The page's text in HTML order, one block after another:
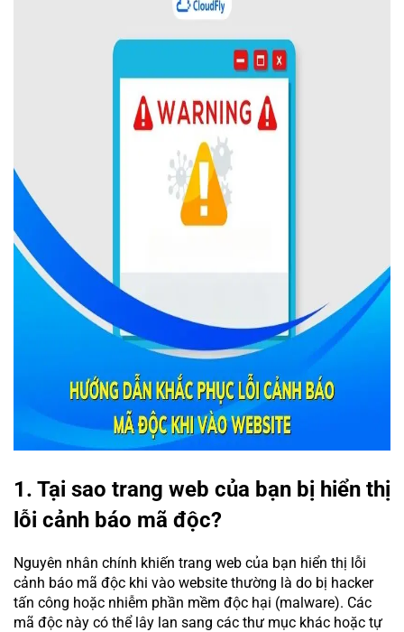
1. Tại sao trang web của bạn bị hiển thị
lỗi cảnh báo mã độc?
Nguyên nhân chính khiến trang web của bạn hiển thị lỗi
cảnh báo mã độc khi vào website thường là do bị hacker
tấn công hoặc nhiễm phần mềm độc hại (malware). Các
mã độc này có thể lây lan sang các thư mục khác hoặc tự